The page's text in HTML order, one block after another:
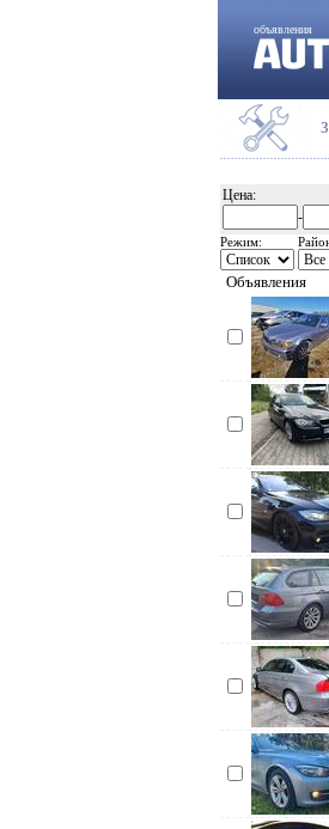
объявления
Цена:
-
Режим:
Объявления